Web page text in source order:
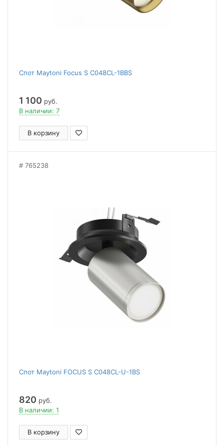
Спот Maytoni Focus S C048CL-1BBS
1 100 руб.
В наличии: 7
В корзину
765238
Спот Maytoni FOCUS S C048CL-U-1BS
820 руб.
В наличии: 1
В корзину